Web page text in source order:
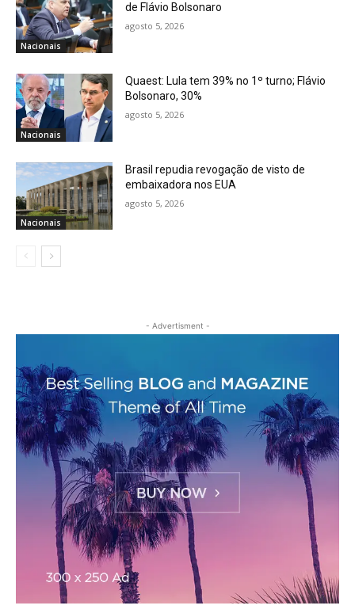
Nacionais
de Flávio Bolsonaro
agosto 5, 2026
Nacionais
Quaest: Lula tem 39% no 1º turno; Flávio
Bolsonaro, 30%
agosto 5, 2026
Nacionais
Brasil repudia revogação de visto de
embaixadora nos EUA
agosto 5, 2026
- Advertisment -